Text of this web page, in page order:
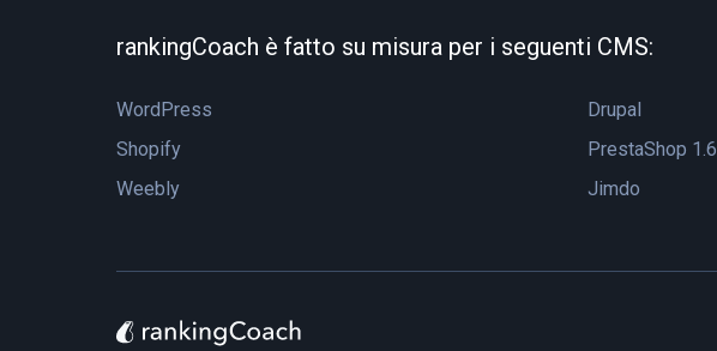
rankingCoach è fatto su misura per i seguenti CMS:
WordPress Drupal
Shopify
PrestaShop 1.6
Weebly
Jimdo